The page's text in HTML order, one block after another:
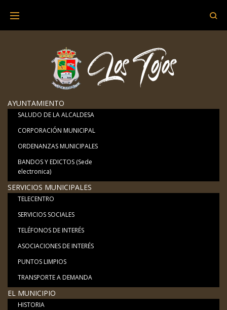
content
AYUNTAMIENTO
SALUDO DE LA ALCALDESA
CORPORACIÓN MUNICIPAL
ORDENANZAS MUNICIPALES
BANDOS Y EDICTOS (Sede
electronica)
SERVICIOS MUNICIPALES
TELECENTRO
SERVICIOS SOCIALES
TELÉFONOS DE INTERÉS
ASOCIACIONES DE INTERÉS
PUNTOS LIMPIOS
TRANSPORTE A DEMANDA
EL MUNICIPIO
HISTORIA